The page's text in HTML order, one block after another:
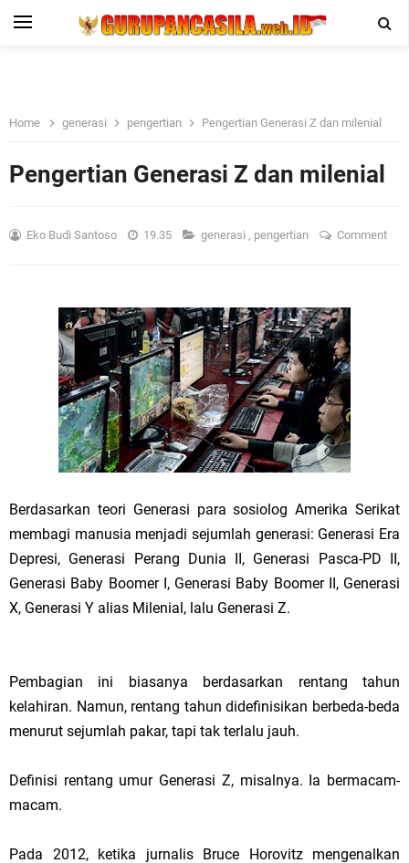
Home generasi pengertian Pengertian Generasi Z dan milenial
Pengertian Generasi Z dan milenial
Eko Budi Santoso 19.35 generasi , pengertian Comment
Berdasarkan teori Generasi para sosiolog Amerika Serikat
membagi manusia menjadi sejumlah generasi: Generasi Era
Depresi, Generasi Perang Dunia II, Generasi Pasca-PD II,
Generasi Baby Boomer I, Generasi Baby Boomer II, Generasi
X, Generasi Y alias Milenial, lalu Generasi Z.
Pembagian ini biasanya berdasarkan rentang tahun
kelahiran. Namun, rentang tahun didefinisikan berbeda-beda
menurut sejumlah pakar, tapi tak terlalu jauh.
Definisi rentang umur Generasi Z, misalnya. Ia bermacam-
macam.
Pada 2012, ketika jurnalis Bruce Horovitz mengenalkan